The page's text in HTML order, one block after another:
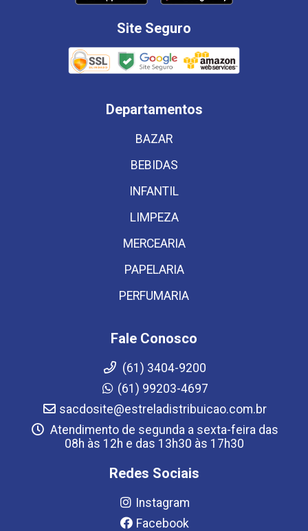
Site Seguro
Departamentos
BAZAR
BEBIDAS
INFANTIL
LIMPEZA
MERCEARIA
PAPELARIA
PERFUMARIA
Fale Conosco
(61) 3404-9200
(61) 99203-4697
sacdosite@estreladistribuicao.com.br
Atendimento de segunda a sexta-feira das
08h às 12h e das 13h30 às 17h30
Redes Sociais
Instagram
Facebook